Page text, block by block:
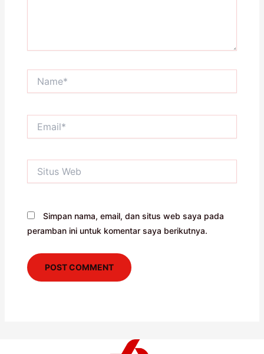
Web
Simpan nama, email, dan situs web saya pada
peramban ini untuk komentar saya berikutnya.